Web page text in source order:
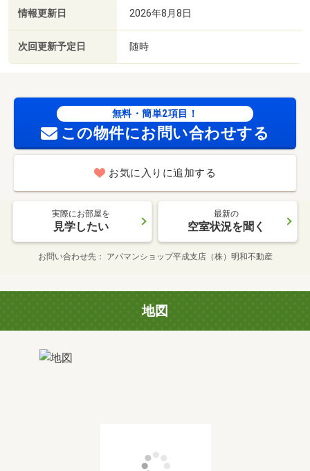
情報更新日 2026年8月8日
次回更新予定日 随時
無料・簡単2項目！
この物件にお問い合わせする
お気に入りに追加する
実際にお部屋を
見学したい
最新の
空室状況を聞く
お問い合わせ先 アパマンショップ平成支店（株）明和不動産
地図